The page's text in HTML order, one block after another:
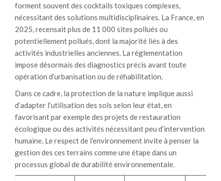
forment souvent des cocktails toxiques complexes,
nécessitant des solutions multidisciplinaires. La France, en
2025, recensait plus de 11 000 sites pollués ou
potentiellement pollués, dont la majorité liés à des
activités industrielles anciennes. La réglementation
impose désormais des diagnostics précis avant toute
opération d’urbanisation ou de réhabilitation.
Dans ce cadre, la protection de la nature implique aussi
d’adapter l’utilisation des sols selon leur état, en
favorisant par exemple des projets de restauration
écologique ou des activités nécessitant peu d’intervention
humaine. Le respect de l’environnement invite à penser la
gestion des ces terrains comme une étape dans un
processus global de durabilité environnementale.